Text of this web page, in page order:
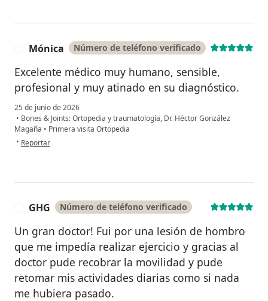
Mónica Número de teléfono verificado
Excelente médico muy humano, sensible,
profesional y muy atinado en su diagnóstico.
25 de junio de 2026
• Bones & Joints: Ortopedia y traumatología, Dr. Héctor González
Magaña • Primera visita Ortopedia
• en opinión del usuario Mónica
Reportar
GHG Número de teléfono verificado
Un gran doctor! Fui por una lesión de hombro
que me impedía realizar ejercicio y gracias al
doctor pude recobrar la movilidad y pude
retomar mis actividades diarias como si nada
me hubiera pasado.